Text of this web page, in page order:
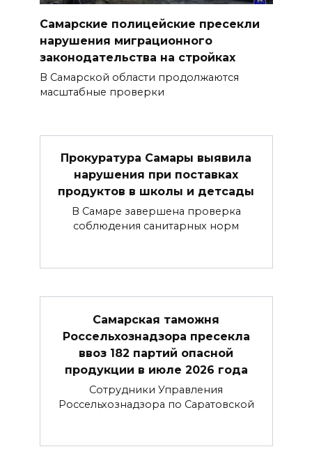
Самарские полицейские пресекли
нарушения миграционного
законодательства на стройках
В Самарской области продолжаются
масштабные проверки
Прокуратура Самары выявила
нарушения при поставках
продуктов в школы и детсады
В Самаре завершена проверка
соблюдения санитарных норм
Самарская таможня
Россельхознадзора пресекла
ввоз 182 партий опасной
продукции в июле 2026 года
Сотрудники Управления
Россельхознадзора по Саратовской